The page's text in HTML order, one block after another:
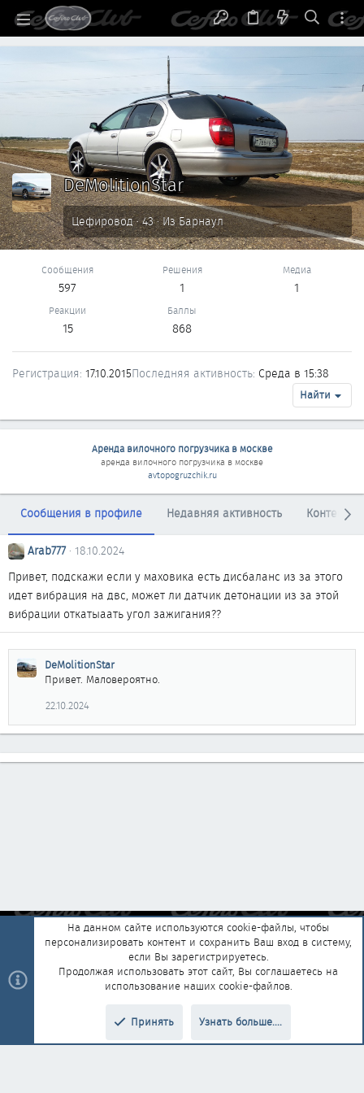
DeMolitionStar
Цефировод ·43·ИзБарнаул
Сообщения
597
Решения
1
Медиа
1
Реакции
15
Баллы
868
Регистрация 17.10.2015Последняя активность Среда в 15:38
Найти
Аренда вилочного погрузчика в москве
аренда вилочного погрузчика в москве
avtopogruzchik.ru
Сообщения в профиле Недавняя активность Контент
Arab777
18.10.2024
Привет, подскажи если у маховика есть дисбаланс из за этого
идет вибрация на двс, может ли датчик детонации из за этой
вибрации откатыаать угол зажигания??
DeMolitionStar
Привет. Маловероятно.
22.10.2024
Обратная связь
Условия и правила
Политика конфиденциальности
Помощь Главная
R
add-ons by ThemeHouse Перевод от Jumuro®
На данном сайте используются cookie-файлы, чтобы
персонализировать контент и сохранить Ваш вход в систему,
если Вы зарегистрируетесь.
Продолжая использовать этот сайт, Вы соглашаетесь на
использование наших cookie-файлов.
Принять Узнать больше....